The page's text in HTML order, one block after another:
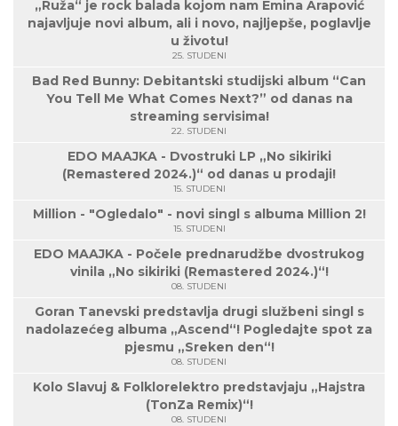
„Ruža“ je rock balada kojom nam Emina Arapović
najavljuje novi album, ali i novo, najljepše, poglavlje
u životu!
25. STUDENI
Bad Red Bunny: Debitantski studijski album “Can
You Tell Me What Comes Next?” od danas na
streaming servisima!
22. STUDENI
EDO MAAJKA - Dvostruki LP „No sikiriki
(Remastered 2024.)“ od danas u prodaji!
15. STUDENI
Million - "Ogledalo" - novi singl s albuma Million 2!
15. STUDENI
EDO MAAJKA - Počele prednarudžbe dvostrukog
vinila „No sikiriki (Remastered 2024.)“!
08. STUDENI
Goran Tanevski predstavlja drugi službeni singl s
nadolazećeg albuma „Ascend“! Pogledajte spot za
pjesmu „Sreken den“!
08. STUDENI
Kolo Slavuj & Folklorelektro predstavjaju „Hajstra
(TonZa Remix)“!
08. STUDENI